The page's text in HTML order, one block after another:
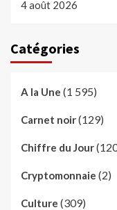
4 août 2026
Catégories
A la Une (1 595)
Carnet noir(129)
Chiffre du Jour
Cryptomonnaie (2)
Culture (309)